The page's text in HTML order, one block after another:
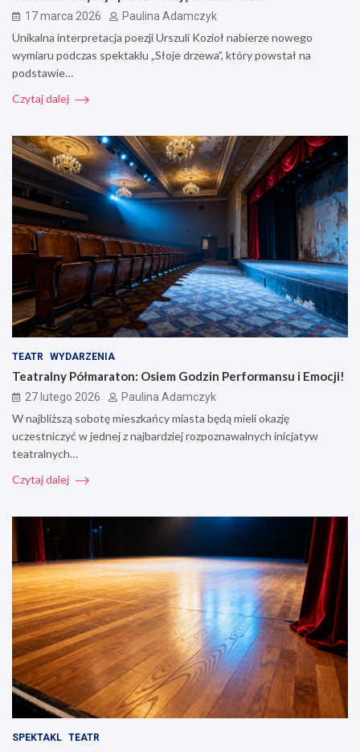
17 marca 2026 Paulina Adamczyk
Unikalna interpretacja poezji Urszuli Kozioł nabierze nowego
wymiaru podczas spektaklu „Słoje drzewa”, który powstał na
podstawie…
Czytaj dalej
TEATR WYDARZENIA
Teatralny Półmaraton: Osiem Godzin Performansu i Emocji!
27 lutego 2026 Paulina Adamczyk
W najbliższą sobotę mieszkańcy miasta będą mieli okazję
uczestniczyć w jednej z najbardziej rozpoznawalnych inicjatyw
teatralnych…
Czytaj dalej
SPEKTAKL TEATR